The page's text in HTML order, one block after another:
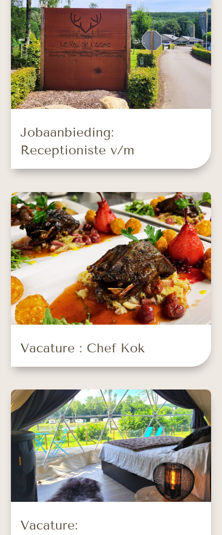
Jobaanbieding:
Receptioniste v/m
Vacature : Chef Kok
Vacature: